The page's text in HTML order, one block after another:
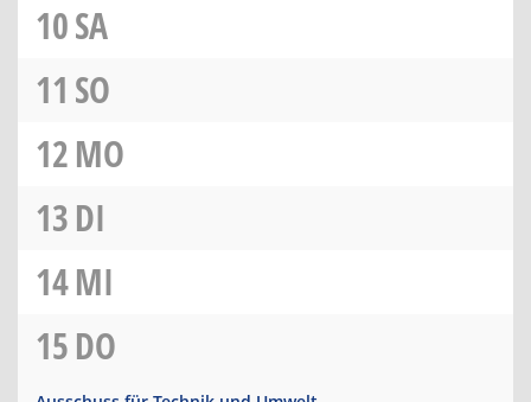
10SA
11 SO
12MO
13DI
14MI
15DO